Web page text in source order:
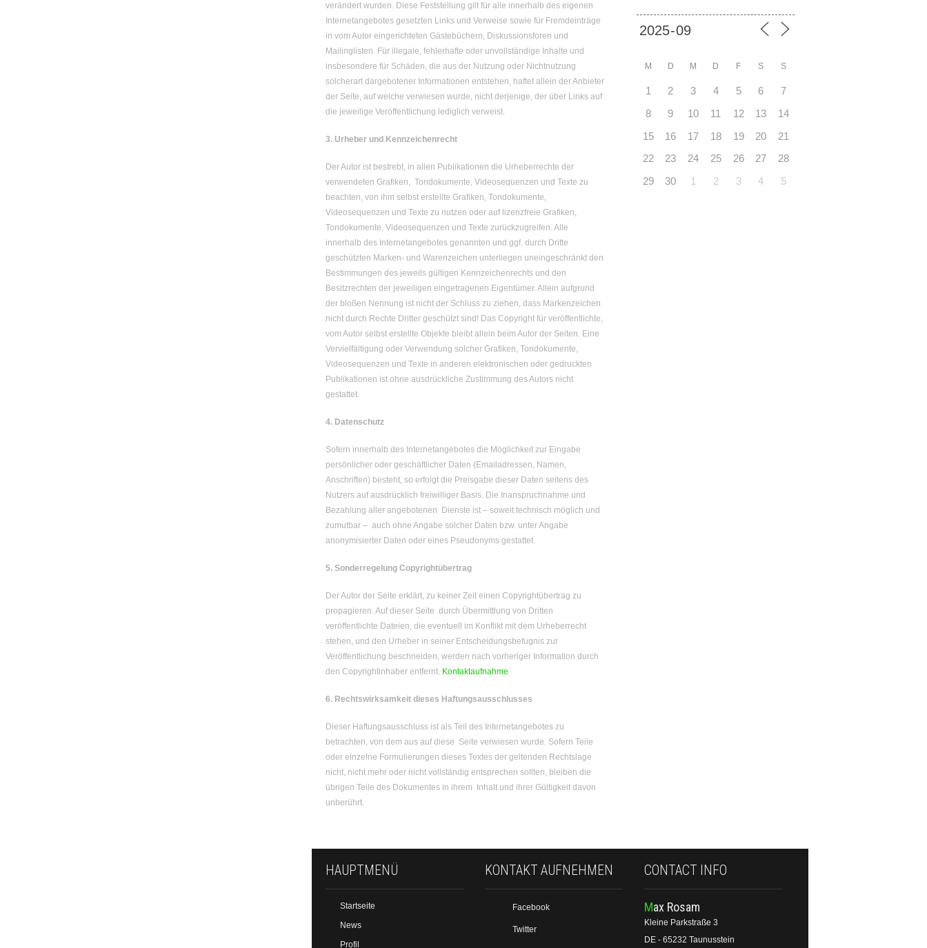
verändert wurden. Diese Feststellung gilt für alle innerhalb des eigenen
Internetangebotes gesetzten Links und Verweise sowie für Fremdeinträge
in vom Autor eingerichteten Gästebüchern, Diskussionsforen und
Mailinglisten. Für illegale, fehlerhafte oder unvollständige Inhalte und
insbesondere für Schäden, die aus der Nutzung oder Nichtnutzung
solcherart dargebotener Informationen entstehen, haftet allein der Anbieter
der Seite, auf welche verwiesen wurde, nicht derjenige, der über Links auf
die jeweilige Veröffentlichung lediglich verweist.
3. Urheber und Kennzeichenrecht
Der Autor ist bestrebt, in allen Publikationen die Urheberrechte der
verwendeten Grafiken, Tondokumente, Videosequenzen und Texte zu
beachten, von ihm selbst erstellte Grafiken, Tondokumente,
Videosequenzen und Texte zu nutzen oder auf lizenzfreie Grafiken,
Tondokumente, Videosequenzen und Texte zurückzugreifen. Alle
innerhalb des Internetangebotes genannten und ggf. durch Dritte
geschützten Marken- und Warenzeichen unterliegen uneingeschränkt den
Bestimmungen des jeweils gültigen Kennzeichenrechts und den
Besitzrechten der jeweiligen eingetragenen Eigentümer. Allein aufgrund
der bloßen Nennung ist nicht der Schluss zu ziehen, dass Markenzeichen
nicht durch Rechte Dritter geschützt sind! Das Copyright für veröffentlichte,
vom Autor selbst erstellte Objekte bleibt allein beim Autor der Seiten. Eine
Vervielfältigung oder Verwendung solcher Grafiken, Tondokumente,
Videosequenzen und Texte in anderen elektronischen oder gedruckten
Publikationen ist ohne ausdrückliche Zustimmung des Autors nicht
gestattet.
4. Datenschutz
Sofern innerhalb des Internetangebotes die Möglichkeit zur Eingabe
persönlicher oder geschäftlicher Daten (Emailadressen, Namen,
Anschriften) besteht, so erfolgt die Preisgabe dieser Daten seitens des
Nutzers auf ausdrücklich freiwilliger Basis. Die Inanspruchnahme und
Bezahlung aller angebotenen Dienste ist – soweit technisch möglich und
zumutbar – auch ohne Angabe solcher Daten bzw. unter Angabe
anonymisierter Daten oder eines Pseudonyms gestattet.
5. Sonderregelung Copyrightübertrag
Der Autor der Seite erklärt, zu keiner Zeit einen Copyrightübertrag zu
propagieren. Auf dieser Seite durch Übermittlung von Dritten
veröffentlichte Dateien, die eventuell im Konflikt mit dem Urheberrecht
stehen, und den Urheber in seiner Entscheidungsbefugnis zur
Veröffentlichung beschneiden, werden nach vorheriger Information durch
den Copyrightinhaber entfernt. Kontaktaufnahme
6. Rechtswirksamkeit dieses Haftungsausschlusses
Dieser Haftungsausschluss ist als Teil des Internetangebotes zu
betrachten, von dem aus auf diese Seite verwiesen wurde. Sofern Teile
oder einzelne Formulierungen dieses Textes der geltenden Rechtslage
nicht, nicht mehr oder nicht vollständig entsprechen sollten, bleiben die
übrigen Teile des Dokumentes in ihrem Inhalt und ihrer Gültigkeit davon
unberührt.
M D M D F S S
1 2 3 4 5 6
7
8
9 10 11 12 13
14
15
16 17 18 19 20
21
22
23 24 25 26 27
28
29
30 1 2 3 4 5
HAUPTMENÜ
Startseite
News
Profil
KONTAKT AUFNEHMEN
Facebook
Twitter
CONTACT INFO
Max Rosam
Kleine Parkstraße 3
DE - 65232 Taunusstein